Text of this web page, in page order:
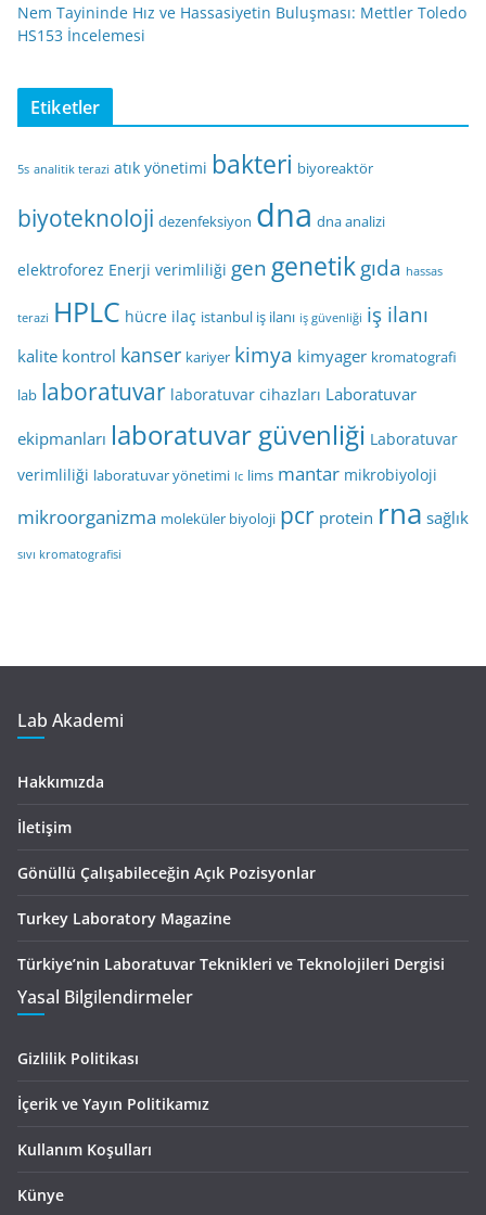
Nem Tayininde Hız ve Hassasiyetin Buluşması: Mettler Toledo
HS153 İncelemesi
Etiketler
5s analitik terazi atık yönetimi bakteri biyoreaktör
biyoteknoloji dezenfeksiyon dna dna analizi
elektroforez Enerji verimliliği gen genetikgıda hassas
terazi HPLC hücre ilaç istanbul iş ilanı iş güvenliği iş ilanı
kalite kontrol kanser kariyer kimya kimyager kromatografi
lab laboratuvar laboratuvar cihazları Laboratuvar
ekipmanları laboratuvar güvenliği Laboratuvar
verimliliği laboratuvar yönetimi lc lims mantar mikrobiyoloji
mikroorganizma moleküler biyoloji pcr protein rna sağlık
sıvı kromatografisi
Lab Akademi
Hakkımızda
İletişim
Gönüllü Çalışabileceğin Açık Pozisyonlar
Turkey Laboratory Magazine
Türkiye’nin Laboratuvar Teknikleri ve Teknolojileri Dergisi
Yasal Bilgilendirmeler
Gizlilik Politikası
İçerik ve Yayın Politikamız
Kullanım Koşulları
Künye